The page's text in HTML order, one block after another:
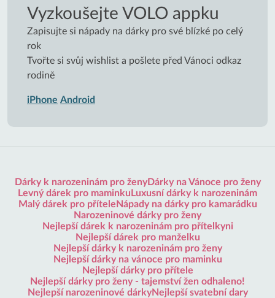
Vyzkoušejte VOLO appku
Zapisujte si nápady na dárky pro své blízké po celý
rok
Tvořte si svůj wishlist a pošlete před Vánoci odkaz
rodině
iPhone Android
Dárky k narozeninám pro ženyDárky na Vánoce pro ženy
Levný dárek pro maminku Luxusní dárky k narozeninám
Malý dárek pro přítele Nápady na dárky pro kamarádku
Narozeninové dárky pro ženy
Nejlepší dárek k narozeninám pro přítelkyni
Nejlepší dárek pro manželku
Nejlepší dárky k narozeninám pro ženy
Nejlepší dárky na vánoce pro maminku
Nejlepší dárky pro přítele
Nejlepší dárky pro ženy - tajemství žen odhaleno!
Nejlepší narozeninové dárkyNejlepší svatební dary